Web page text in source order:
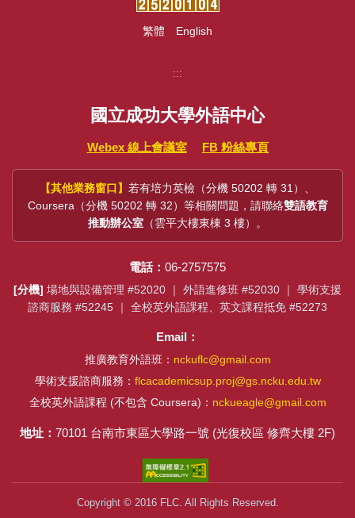
繁體 English
:::
國立成功大學外語中心
Webex 線上會議室 FB 粉絲專頁
【其他業務窗口】 若有培力英檢（分機 50202 轉 31）、
Coursera（分機 50202 轉 32）等相關問題，請聯絡雙語教育
推動辦公室 （雲平大樓東棟 3 樓）。
電話： 06-2757575
[分機] 場地與設備管理 #52020 ｜ 外語進修班 #52030 ｜ 學術支援
諮商服務 #52245 ｜ 全校英外語課程、英文課程抵免 #52273
Email：
推廣教育外語班： nckuflc@gmail.com
學術支援諮商服務： flcacademicsup.proj@gs.ncku.edu.tw
全校英外語課程 (不包含 Coursera)： nckueagle@gmail.com
地址： 70101 台南市東區大學路一號 (光復校區 修齊大樓 2F)
Copyright © 2016 FLC. All Rights Reserved.